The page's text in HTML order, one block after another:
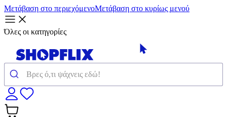
Μετάβαση στο περιεχόμενοΜετάβαση στο κυρίως μενού
Όλες οι κατηγορίες